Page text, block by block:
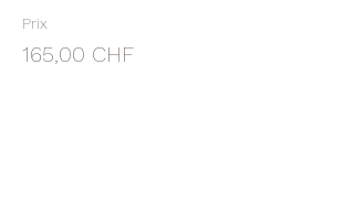
Prix
165,00 CHF